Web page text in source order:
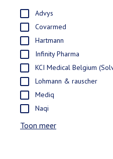
Advys
Covarmed
Hartmann
Infinity Pharma
KCI Medical Belgium
Lohmann & rauscher
Mediq
Naqi
Toon meer